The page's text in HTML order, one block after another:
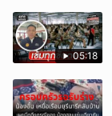
05:18